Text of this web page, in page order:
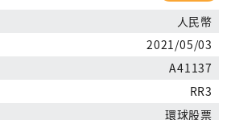
人民幣
2021/05/03
A41137
RR3
環球股票